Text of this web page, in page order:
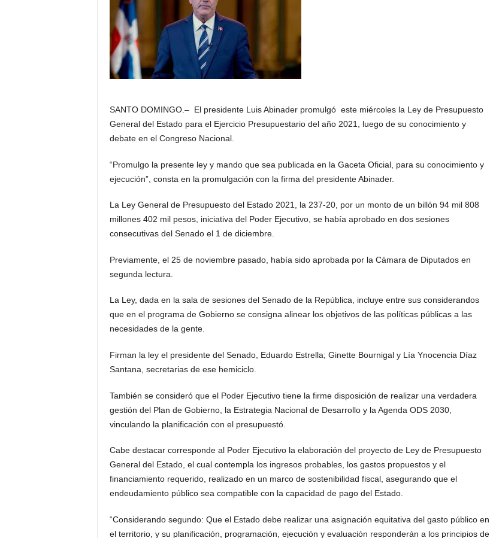
SANTO DOMINGO.– El presidente Luis Abinader promulgó este miércoles la Ley de Presupuesto
General del Estado para el Ejercicio Presupuestario del año 2021, luego de su conocimiento y
debate en el Congreso Nacional.
“Promulgo la presente ley y mando que sea publicada en la Gaceta Oficial, para su conocimiento y
ejecución”, consta en la promulgación con la firma del presidente Abinader.
La Ley General de Presupuesto del Estado 2021, la 237-20, por un monto de un billón 94 mil 808
millones 402 mil pesos, iniciativa del Poder Ejecutivo, se había aprobado en dos sesiones
consecutivas del Senado el 1 de diciembre.
Previamente, el 25 de noviembre pasado, había sido aprobada por la Cámara de Diputados en
segunda lectura.
La Ley, dada en la sala de sesiones del Senado de la República, incluye entre sus considerandos
que en el programa de Gobierno se consigna alinear los objetivos de las políticas públicas a las
necesidades de la gente.
Firman la ley el presidente del Senado, Eduardo Estrella; Ginette Bournigal y Lía Ynocencia Díaz
Santana, secretarias de ese hemiciclo.
También se consideró que el Poder Ejecutivo tiene la firme disposición de realizar una verdadera
gestión del Plan de Gobierno, la Estrategia Nacional de Desarrollo y la Agenda ODS 2030,
vinculando la planificación con el presupuestó.
Cabe destacar corresponde al Poder Ejecutivo la elaboración del proyecto de Ley de Presupuesto
General del Estado, el cual contempla los ingresos probables, los gastos propuestos y el
financiamiento requerido, realizado en un marco de sostenibilidad fiscal, asegurando que el
endeudamiento público sea compatible con la capacidad de pago del Estado.
“Considerando segundo: Que el Estado debe realizar una asignación equitativa del gasto público en
el territorio, y su planificación, programación, ejecución y evaluación responderán a los principios de